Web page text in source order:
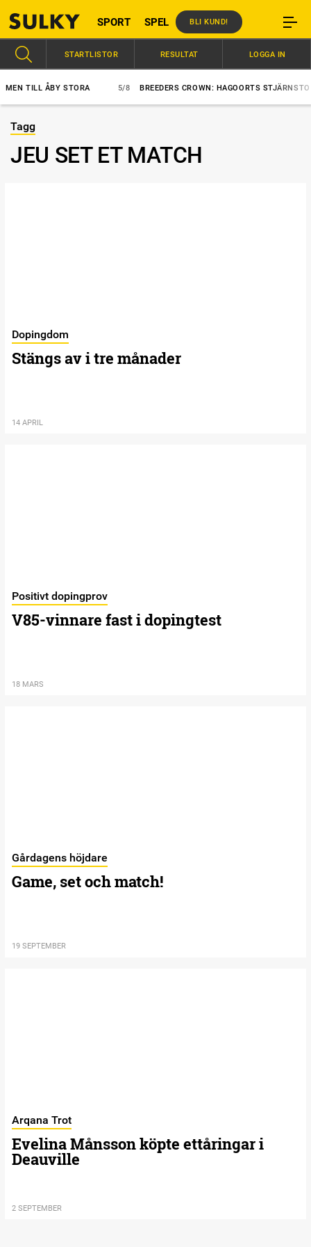
SPORT SPEL BLI KUND!
TILL ÅBY STORA BREEDERS CROWN: HAGOORTS STJÄRNSTO
STARTLISTOR RESULTAT LOGGA IN
Tagg
JEU SET ET MATCH
Dopingdom
Stängs av i tre månader
14 APRIL
Positivt dopingprov
V85-vinnare fast i dopingtest
18 MARS
Gårdagens höjdare
Game, set och match!
19 SEPTEMBER
Arqana Trot
Evelina Månsson köpte ettåringar i
Deauville
2 SEPTEMBER